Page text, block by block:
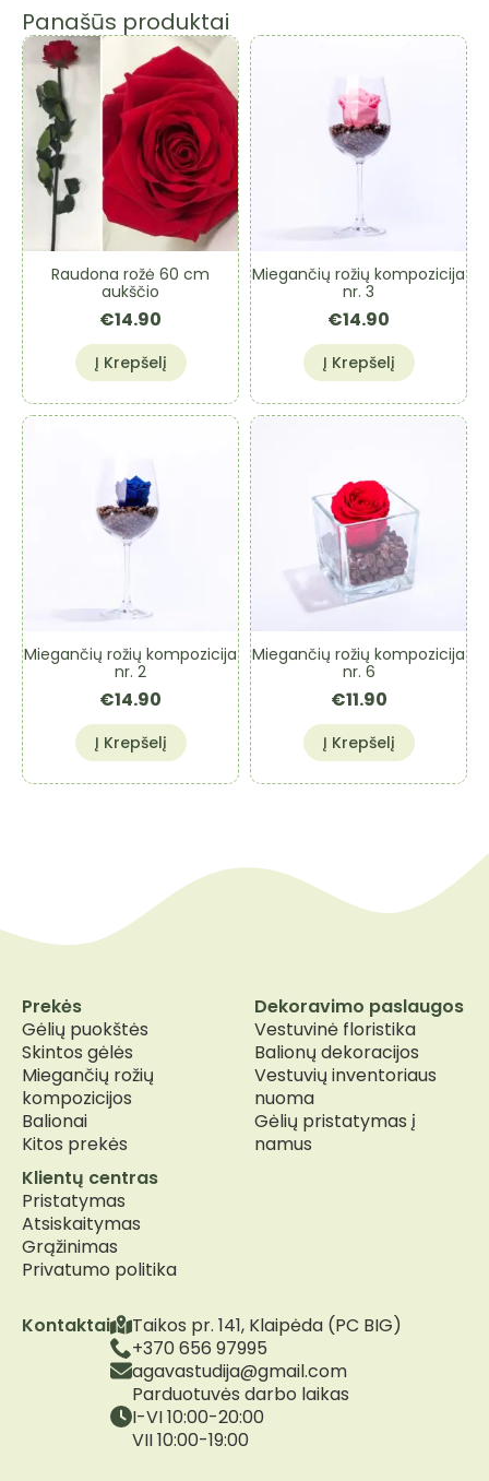
Panašūs produktai
Raudona rožė 60 cm
aukščio
€14.90
Į Krepšelį
Miegančių rožių kompozicija
nr. 3
€14.90
Į Krepšelį
Miegančių rožių kompozicija
nr. 2
€14.90
Į Krepšelį
Miegančių rožių kompozicija
nr. 6
€11.90
Į Krepšelį
Kontaktai
Taikos pr. 141, Klaipėda (PC BIG)
+370 656 97995
agavastudija@gmail.com
Parduotuvės darbo laikas
I-VI 10:00-20:00
VII 10:00-19:00
Prekės
Gėlių puokštės
Skintos gėlės
Miegančių rožių
kompozicijos
Balionai
Kitos prekės
Dekoravimo paslaugos
Vestuvinė floristika
Balionų dekoracijos
Vestuvių inventoriaus
nuoma
Gėlių pristatymas į
namus
Klientų centras
Pristatymas
Atsiskaitymas
Grąžinimas
Privatumo politika